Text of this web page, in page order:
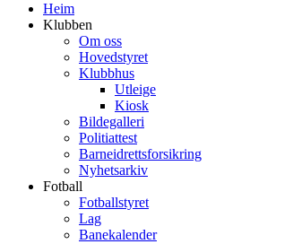
Heim
Klubben
Om oss
Hovedstyret
Klubbhus
Utleige
Kiosk
Bildegalleri
Politiattest
Barneidrettsforsikring
Nyhetsarkiv
Fotball
Fotballstyret
Lag
Banekalender